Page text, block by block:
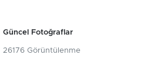
Güncel Fotoğraflar
26176 Görüntülenme